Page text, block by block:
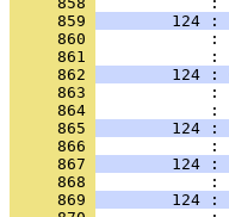
     859
124 :
     860
:
     861
     862
124 :
     863
     864
     865
124 :
     866
     867
124 :
     868
     869
124 :